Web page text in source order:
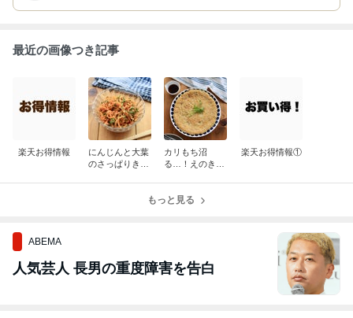
最近の画像つき記事
楽天お得情報
にんじんと大葉
のさっぱりきん
カリもち沼
る…！えのきコ
楽天お得情報①
もっと見る
ABEMA
人気芸人 長男の重度障害を告白